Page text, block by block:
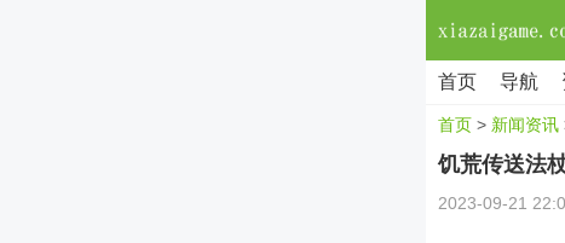
首页 导航
首页 > 新闻资讯
饥荒传送法
2023-09-21